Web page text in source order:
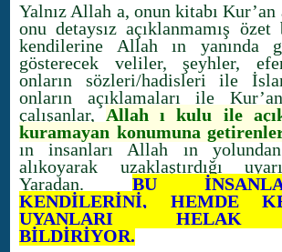
Yalnız Allah a, onun kitabı
onu detaysız açıklanmamış
kendilerine Allah ın yanında
gösterecek veliler, şeyhler,
onların sözleri/hadisleri ile
onların açıklamaları ile
çalışanlar, Allah ı kulu ile
kuramayan konumuna
ın insanları Allah ın
alıkoyarak uzaklaştırdığı
Yaradan. BU
KENDİLERİNİ, HEMDE
UYANLARI HELAK
BİLDİRİYOR.